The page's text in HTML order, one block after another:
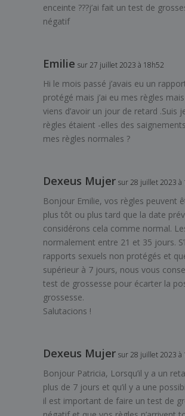
enceinte ???j’ai fait un test de
négatif
Emilie sur 27 juillet 2023 à 18h52
Hi le mois passé j’avais eu un
protégé mais j’ai eu mes règles
viens d’avoir un jour de retard .Suis
règles étaient -elles des
mes règles normales ?
Dexeus Mujer sur 28 juillet 2023 à
Bonjour Emilie, vos règles peuvent
plus tôt ou plus tard que la date
considérons cela comme normal.
normalement entre 21 et 35 jours.
rapports sexuels non protégés et
supérieur à 7 jours, nous vous
test de grossesse pour écarter la
grossesse.
Salutacions !
Dexeus Mujer sur 28 juillet 2023 à
Bonjour Patricia, Lorsqu’il y a un
plus de 7 jours et qu’il y a une
il est important de faire un test de